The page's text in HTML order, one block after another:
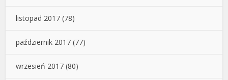
listopad 2017 (78)
październik 2017 (77)
wrzesień 2017 (80)